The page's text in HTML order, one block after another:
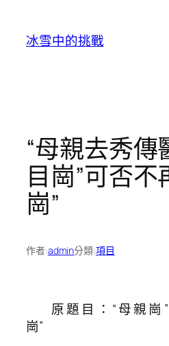
冰雪中的挑戰
“母親去秀
目崗”可否不
崗”
作者:admin分類:項目
原題目：“母親崗
崗”